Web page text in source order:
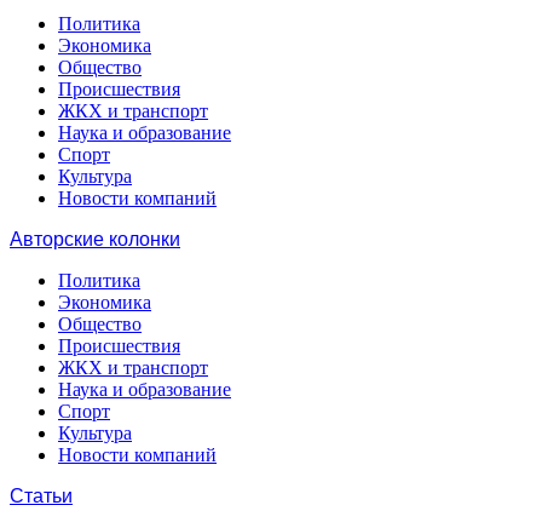
Политика
Экономика
Общество
Происшествия
ЖКХ и транспорт
Наука и образование
Спорт
Культура
Новости компаний
Авторские колонки
Политика
Экономика
Общество
Происшествия
ЖКХ и транспорт
Наука и образование
Спорт
Культура
Новости компаний
Статьи